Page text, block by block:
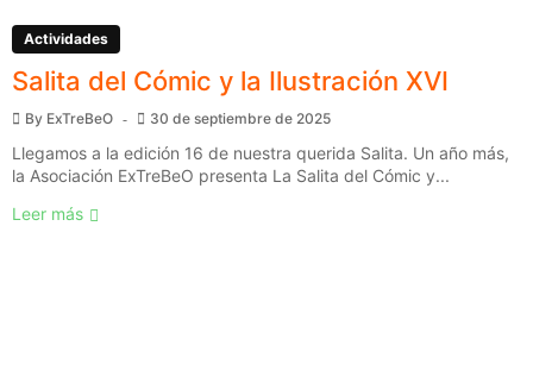
Actividades
Salita del Cómic y la Ilustración XVI
By ExTreBeO 30 de septiembre de 2025
Llegamos a la edición 16 de nuestra querida Salita. Un año más,
la Asociación ExTreBeO presenta La Salita del Cómic y...
Leer más